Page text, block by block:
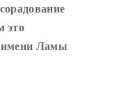
это
имени Ламы